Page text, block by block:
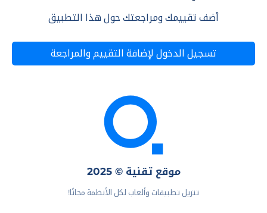
أضف تقييمك ومراجعتك حول هذا التطبيق
تسجيل الدخول لإضافة التقييم والمراجعة
موقع تقنية © 2025
تنزيل تطبيقات وألعاب لكل الأنظمة مجانًا!